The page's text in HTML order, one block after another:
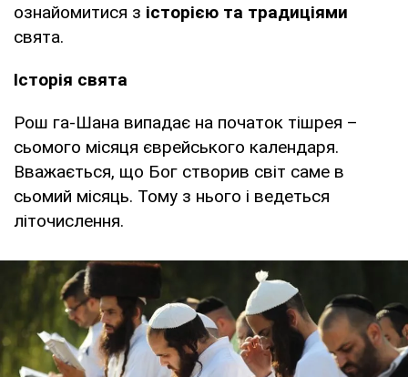
ознайомитися з історією та традиціями
свята.
Історія свята
Рош га-Шана випадає на початок тішрея –
сьомого місяця єврейського календаря.
Вважається, що Бог створив світ саме в
сьомий місяць. Тому з нього і ведеться
літочислення.